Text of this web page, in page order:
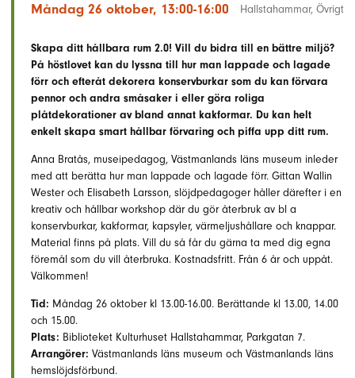
Måndag 26 oktober, 13:00-16:00 Hallstahammar, Övrigt
Skapa ditt hållbara rum 2.0! Vill du bidra till en bättre miljö?
På höstlovet kan du lyssna till hur man lappade och lagade
förr och efteråt dekorera konservburkar som du kan förvara
pennor och andra småsaker i eller göra roliga
plåtdekorationer av bland annat kakformar. Du kan helt
enkelt skapa smart hållbar förvaring och piffa upp ditt rum.
Anna Bratås, museipedagog, Västmanlands läns museum inleder
med att berätta hur man lappade och lagade förr. Gittan Wallin
Wester och Elisabeth Larsson, slöjdpedagoger håller därefter i en
kreativ och hållbar workshop där du gör återbruk av bl a
konservburkar, kakformar, kapsyler, värmeljushållare och knappar.
Material finns på plats. Vill du så får du gärna ta med dig egna
föremål som du vill återbruka. Kostnadsfritt. Från 6 år och uppåt.
Välkommen!
Tid: Måndag 26 oktober kl 13.00-16.00. Berättande kl 13.00, 14.00
och 15.00.
Plats: Biblioteket Kulturhuset Hallstahammar, Parkgatan 7.
Arrangörer: Västmanlands läns museum och Västmanlands läns
hemslöjdsförbund.